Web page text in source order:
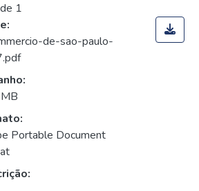
1
de-sao-paulo-
Portable Document